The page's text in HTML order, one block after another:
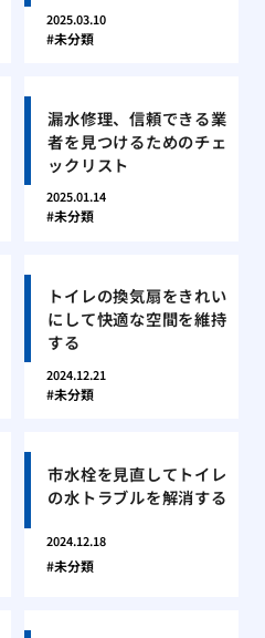
2025.03.10
未分類
漏水修理、信頼できる業
者を見つけるためのチェ
ックリスト
2025.01.14
未分類
トイレの換気扇をきれい
にして快適な空間を維持
する
2024.12.21
未分類
市水栓を見直してトイレ
の水トラブルを解消する
2024.12.18
未分類